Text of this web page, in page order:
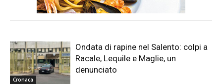
Cronaca
Ondata di rapine nel Salento: colpi a
Racale, Lequile e Maglie, un
denunciato